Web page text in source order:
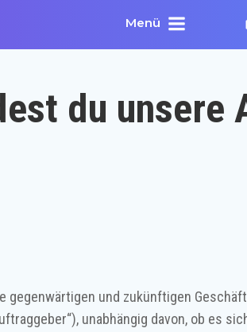
Menü
du unsere
und zukünftigen
unabhängig davon, ob es